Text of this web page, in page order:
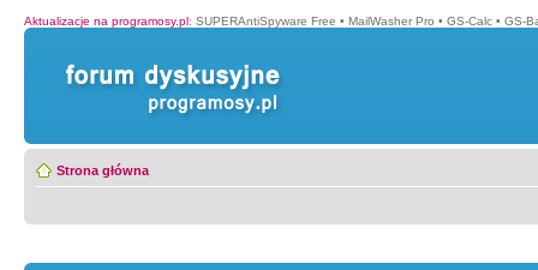
Aktualizacje na programosy.pl: SUPERAntiSpyware Free • MailWasher Pro • GS-Calc • GS-
Strona główna